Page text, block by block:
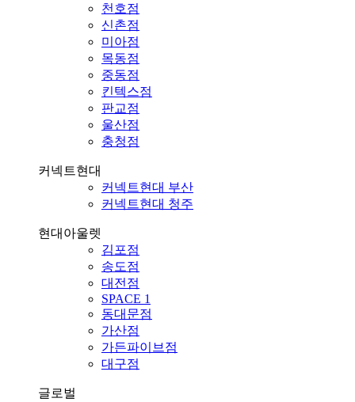
천호점
신촌점
미아점
목동점
중동점
킨텍스점
판교점
울산점
충청점
커넥트현대
커넥트현대 부산
커넥트현대 청주
현대아울렛
김포점
송도점
대전점
SPACE 1
동대문점
가산점
가든파이브점
대구점
글로벌